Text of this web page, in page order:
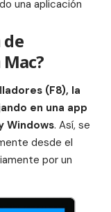
una aplicación
de
(F8), la
en una app
Windows. Así, se
desde el
por un